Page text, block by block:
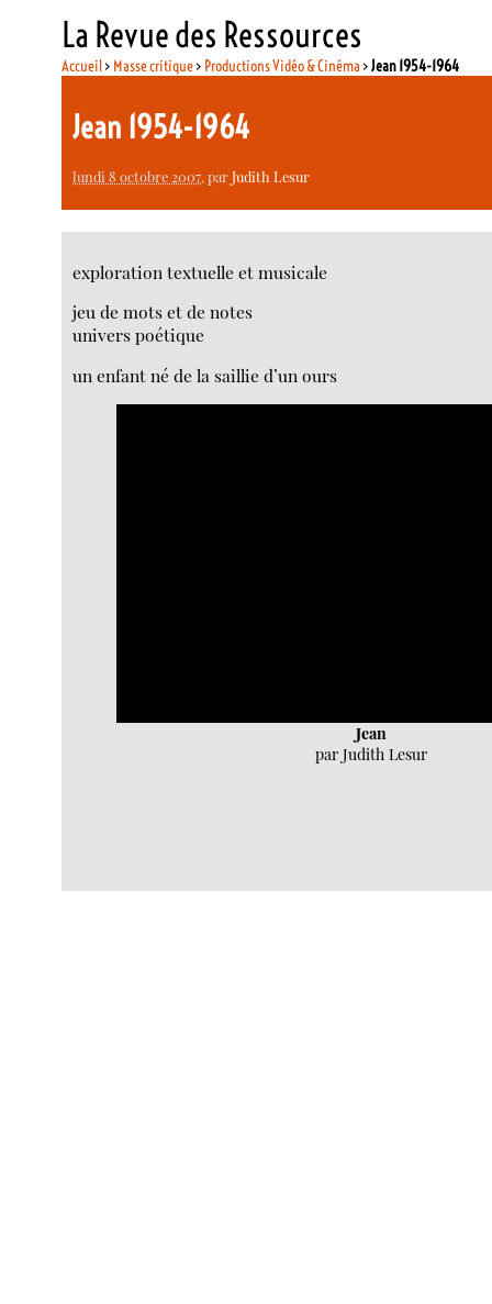
La Revue des Ressources
Accueil> Masse critique> Productions Vidéo & Cinéma >Jean 1954-1964
Jean 1954-1964
lundi 8 octobre 2007, parJudith Lesur
exploration textuelle et musicale
jeu de mots et de notes
univers poétique
un enfant né de la saillie d’un ours
Jean
par Judith Lesur